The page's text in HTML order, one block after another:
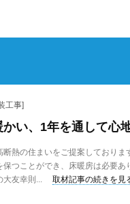
工事]
い、1年を通して心
熱の住まいをご提案しておりま
保つことができ、床暖房は必要
大友幸則...
取材記事の続きを見